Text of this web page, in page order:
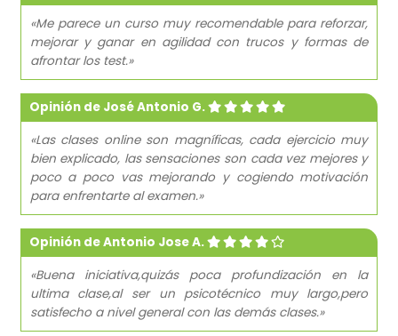
«Me parece un curso muy recomendable para reforzar,
mejorar y ganar en agilidad con trucos y formas de
afrontar los test.»
Opinión de José Antonio G.
«Las clases online son magníficas, cada ejercicio muy
bien explicado, las sensaciones son cada vez mejores y
poco a poco vas mejorando y cogiendo motivación
para enfrentarte al examen.»
Opinión de Antonio Jose A.
«Buena iniciativa,quizás poca profundización en la
ultima clase,al ser un psicotécnico muy largo,pero
satisfecho a nivel general con las demás clases.»